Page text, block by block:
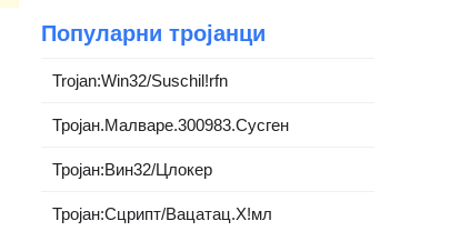
Популарни тројанци
Trojan:Win32/Suschil!rfn
Тројан.Малваре.300983.Сусген
Тројан:Вин32/Цлокер
Тројан:Сцрипт/Вацатац.Х!мл